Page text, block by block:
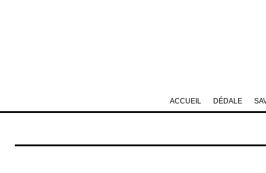
DÉDALE
ACCUEIL